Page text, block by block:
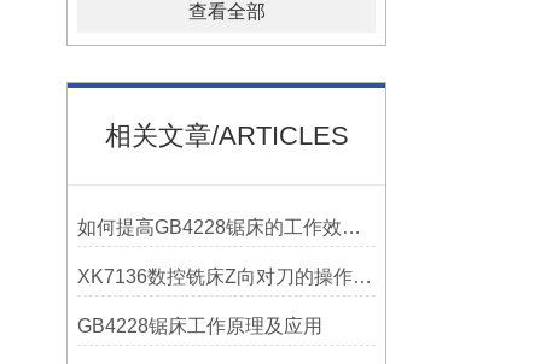
查看全部
相关文章/ARTICLES
如何提高GB4228锯床的工作效率？
XK7136数控铣床Z向对刀的操作方法
GB4228锯床工作原理及应用